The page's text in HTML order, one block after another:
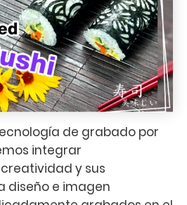
de grabado por
integrar
y sus
diseño e imagen